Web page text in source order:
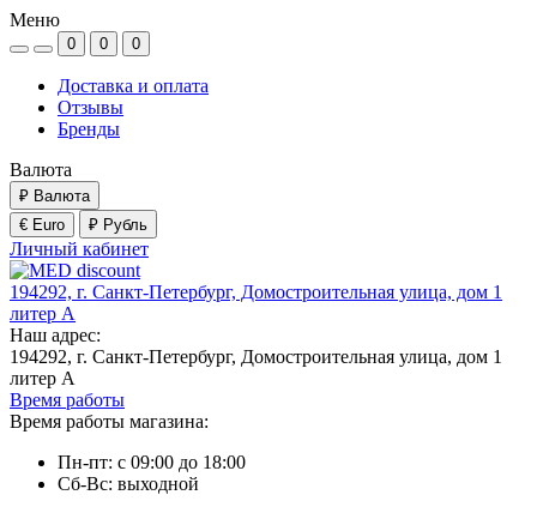
Меню
0 0 0
Доставка и оплата
Отзывы
Бренды
Валюта
₽ Валюта
€ Euro
₽ Рубль
Личный кабинет
194292, г. Санкт-Петербург, Домостроительная улица, дом 1
литер А
Наш адрес:
194292, г. Санкт-Петербург, Домостроительная улица, дом 1
литер А
Время работы
Время работы магазина:
Пн-пт: с 09:00 до 18:00
Сб-Вс: выходной